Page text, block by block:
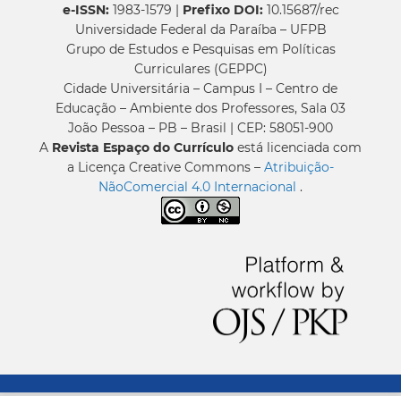
e-ISSN:1983-1579 | Prefixo DOI:10.15687/rec
Universidade Federal da Paraíba – UFPB
Grupo de Estudos e Pesquisas em Políticas
Curriculares (GEPPC)
Cidade Universitária – Campus I – Centro de
Educação – Ambiente dos Professores, Sala 03
João Pessoa – PB – Brasil | CEP: 58051-900
A Revista Espaço do Currículo está licenciada com
a Licença Creative Commons – Atribuição-
NãoComercial 4.0 Internacional .